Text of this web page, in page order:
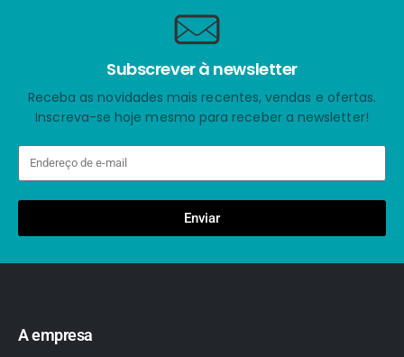
Subscrever à newsletter
Receba as novidades mais recentes, vendas e ofertas.
Inscreva-se hoje mesmo para receber a newsletter!
Enviar
A empresa